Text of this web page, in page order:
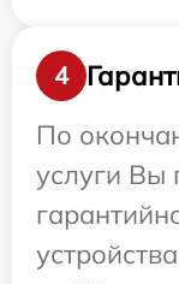
4
По
услуги Вы